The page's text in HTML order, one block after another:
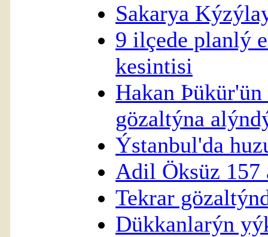
Sakarya
9 ilçede planlý
kesintisi
Hakan
gözaltýna
Ýstanbul'da
Adil Öksüz 157
Tekrar
Dükkanlarýn